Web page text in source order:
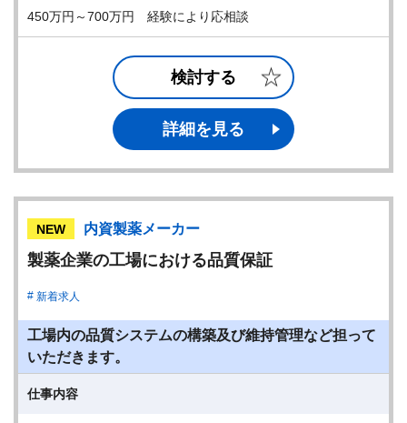
450万円～700万円 経験により応相談
検討する
詳細を見る
NEW 内資製薬メーカー
製薬企業の工場における品質保証
新着求人
工場内の品質システムの構築及び維持管理など担って
いただきます。
仕事内容